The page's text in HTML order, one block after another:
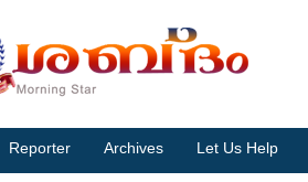
Reporter Archives Let Us Help